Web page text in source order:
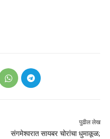
पुढील लेख
संगमेश्वरात सायबर चोरांचा धुमाकूळ;